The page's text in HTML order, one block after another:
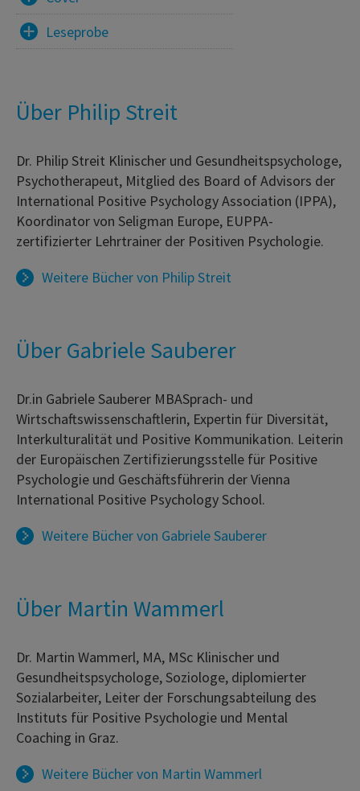
Leseprobe
Über Philip Streit
Dr. Philip Streit Klinischer und Gesundheitspsychologe,
Psychotherapeut, Mitglied des Board of Advisors der
International Positive Psychology Association (IPPA),
Koordinator von Seligman Europe, EUPPA-
zertifizierter Lehrtrainer der Positiven Psychologie.
Weitere Bücher von Philip Streit
Über Gabriele Sauberer
Dr.in Gabriele Sauberer MBASprach- und
Wirtschaftswissenschaftlerin, Expertin für Diversität,
Interkulturalität und Positive Kommunikation. Leiterin
der Europäischen Zertifizierungsstelle für Positive
Psychologie und Geschäftsführerin der Vienna
International Positive Psychology School.
Weitere Bücher von Gabriele Sauberer
Über Martin Wammerl
Dr. Martin Wammerl, MA, MSc Klinischer und
Gesundheitspsychologe, Soziologe, diplomierter
Sozialarbeiter, Leiter der Forschungsabteilung des
Instituts für Positive Psychologie und Mental
Coaching in Graz.
Weitere Bücher von Martin Wammerl